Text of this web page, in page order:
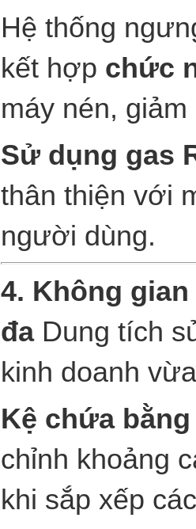
Hệ thống
kết hợp chức
máy nén,
Sử dụng gas
thân thiện với
người dùng.
4. Không
đaDung tích
kinh doanh
Kệ chứa
chỉnh khoảng
khi sắp xếp